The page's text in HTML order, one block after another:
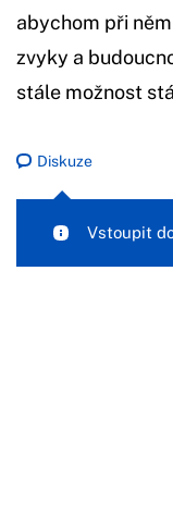
abychom při
zvyky a
stále možnost
Diskuze
Vstoupit